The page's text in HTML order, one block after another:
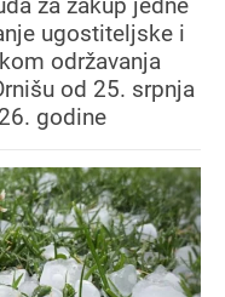
za zakup jedne
ugostiteljske i
održavanja
od 25. srpnja
godine